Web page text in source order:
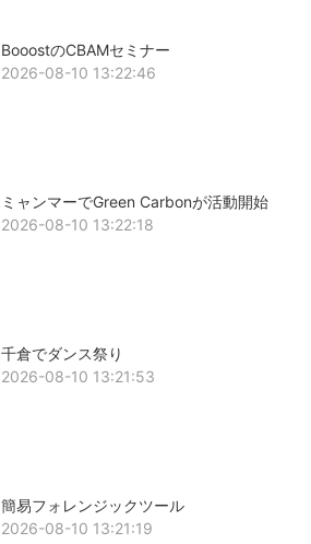
BooostのCBAMセミナー
2026-08-10 13:22:46
ミャンマーでGreen Carbonが活動開始
2026-08-10 13:22:18
千倉でダンス祭り
2026-08-10 13:21:53
簡易フォレンジックツール
2026-08-10 13:21:19